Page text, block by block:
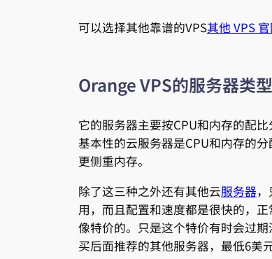
可以选择其他靠谱的VPS其他 VPS
Orange VPS的服务器类型
它的服务器主要按CPU和内存的配
基本性的云服务器是CPU和内存的
更侧重内存。
除了这三种之外还有其他云服务器
用，而且配置和速度都是很快的，
像特价的。只是这个特价有时会过
买后面推荐的其他服务器，最低6美元